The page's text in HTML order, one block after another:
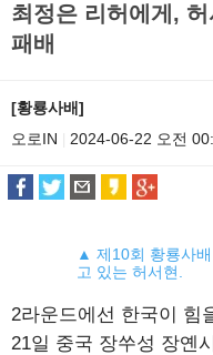
최정은 리허에게,
패배
[황룡사배]
오로IN
2024-06-22 오전
▲ 제10회 황룡사
고 있는 허서현.
2라운드에선 한국이 힘
21일 중국 장쑤성 장옌